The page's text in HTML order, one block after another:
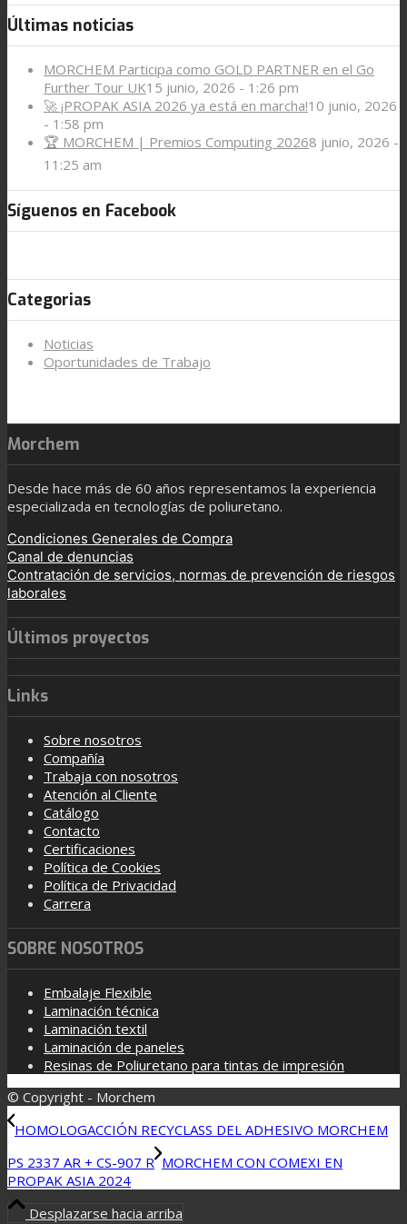
Últimas noticias
MORCHEM Participa como GOLD PARTNER en el Go
Further Tour UK15 junio, 2026 - 1:26 pm
🚀 ¡PROPAK ASIA 2026 ya está en marcha!10 junio, 2026
- 1:58 pm
🏆 MORCHEM | Premios Computing 20268 junio, 2026 -
11:25 am
Síguenos en Facebook
Categorias
Noticias
Oportunidades de Trabajo
Morchem
Desde hace más de 60 años representamos la experiencia
especializada en tecnologías de poliuretano.
Condiciones Generales de Compra
Canal de denuncias
Contratación de servicios, normas de prevención de riesgos
laborales
Últimos proyectos
Links
Sobre nosotros
Compañía
Trabaja con nosotros
Atención al Cliente
Catálogo
Contacto
Certificaciones
Política de Cookies
Política de Privacidad
Carrera
SOBRE NOSOTROS
Embalaje Flexible
Laminación técnica
Laminación textil
Laminación de paneles
Resinas de Poliuretano para tintas de impresión
© Copyright - Morchem
HOMOLOGACCIÓN RECYCLASS DEL ADHESIVO MORCHEM
PS 2337 AR + CS-907 R MORCHEM CON COMEXI EN
PROPAK ASIA 2024
Desplazarse hacia arriba